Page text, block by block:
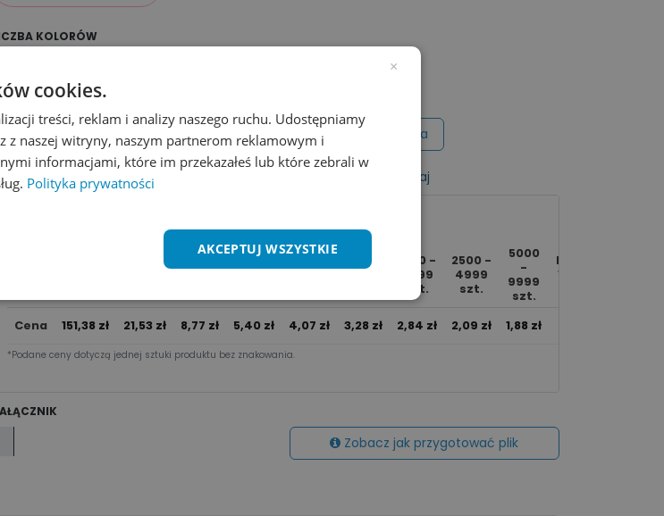
KOLORÓW
Dodaj do koszyka Wycena na maila
Zobacz wszystkie kolory Porównaj
10 - 49
100 -
500 -
1000 -
2499
szt.
2500 -
4999
szt.
5000
-
9999
szt.
Ponad
10000
Cena 151,38 zł 21,53 zł 8,77 zł 5,40 zł 4,07 zł 3,28 zł 2,84 zł 2,09 zł 1,88 zł
*Podane ceny dotyczą jednej sztuki produktu bez znakowania.​
Zobacz jak przygotować plik
×
cookies.
treści, reklam i analizy naszego ruchu. Udostępniamy
z naszej witryny, naszym partnerom reklamowym i
informacjami, które im przekazałeś lub które zebrali w
Polityka prywatności
AKCEPTUJ WSZYSTKIE